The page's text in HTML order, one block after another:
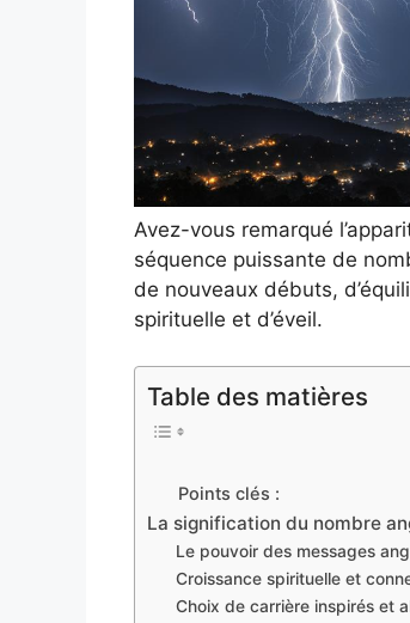
Avez-vous remarqué
séquence puissante de
de nouveaux débuts,
spirituelle et d’éveil.
Table des matières
Points clés :
La signification du nombre
Le pouvoir des messages
Croissance spirituelle et
Choix de carrière inspirés et